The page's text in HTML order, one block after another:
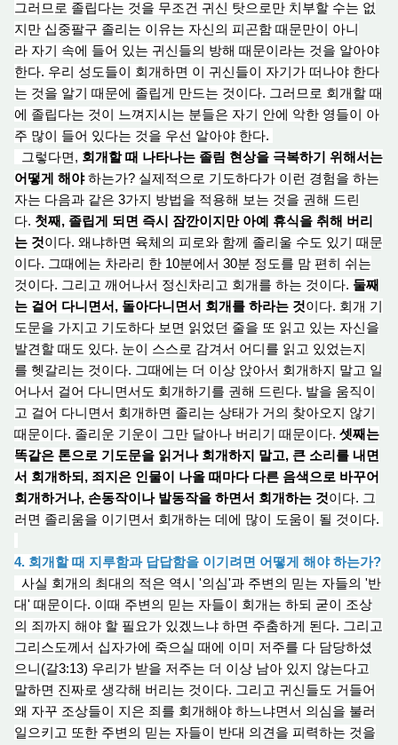
그러므로 졸립다는 것을 무조건 귀신 탓으로만 치부할 수는 없
지만 십중팔구 졸리는 이유는 자신의 피곤함 때문만이 아니
라 자기 속에 들어 있는 귀신들의 방해 때문이라는 것을 알아야
한다. 우리 성도들이 회개하면 이 귀신들이 자기가 떠나야 한다
는 것을 알기 때문에 졸립게 만드는 것이다. 그러므로 회개할 때
에 졸립다는 것이 느껴지시는 분들은 자기 안에 악한 영들이 아
주 많이 들어 있다는 것을 우선 알아야 한다.
그렇다면, 회개할 때 나타나는 졸림 현상을 극복하기 위해서는
어떻게 해야하는가? 실제적으로 기도하다가 이런 경험을 하는
자는 다음과 같은 3가지 방법을 적용해 보는 것을 권해 드린
다. 첫째, 졸립게 되면 즉시 잠깐이지만 아예 휴식을 취해 버리
는 것이다. 왜냐하면 육체의 피로와 함께 졸리울 수도 있기 때문
이다. 그때에는 차라리 한 10분에서 30분 정도를 맘 편히 쉬는
것이다. 그리고 깨어나서 정신차리고 회개를 하는 것이다. 둘째
는 걸어 다니면서, 돌아다니면서 회개를 하라는 것이다. 회개 기
도문을 가지고 기도하다 보면 읽었던 줄을 또 읽고 있는 자신을
발견할 때도 있다. 눈이 스스로 감겨서 어디를 읽고 있었는지
를 헷갈리는 것이다. 그때에는 더 이상 앉아서 회개하지 말고 일
어나서 걸어 다니면서도 회개하기를 권해 드린다. 발을 움직이
고 걸어 다니면서 회개하면 졸리는 상태가 거의 찾아오지 않기
때문이다. 졸리운 기운이 그만 달아나 버리기 때문이다. 셋째는
똑같은 톤으로 기도문을 읽거나 회개하지 말고, 큰 소리를 내면
서 회개하되, 죄지은 인물이 나올 때마다 다른 음색으로 바꾸어
회개하거나, 손동작이나 발동작을 하면서 회개하는 것이다. 그
러면 졸리움을 이기면서 회개하는 데에 많이 도움이 될 것이다.
4. 회개할 때 지루함과 답답함을 이기려면 어떻게 해야 하는가?
사실 회개의 최대의 적은 역시 '의심'과 주변의 믿는 자들의 '반
대' 때문이다. 이때 주변의 믿는 자들이 회개는 하되 굳이 조상
의 죄까지 해야 할 필요가 있겠느냐 하면 주춤하게 된다. 그리고
그리스도께서 십자가에 죽으실 때에 이미 저주를 다 담당하셨
으니(갈3:13) 우리가 받을 저주는 더 이상 남아 있지 않는다고
말하면 진짜로 생각해 버리는 것이다. 그리고 귀신들도 거들어
왜 자꾸 조상들이 지은 죄를 회개해야 하느냐면서 의심을 불러
일으키고 또한 주변의 믿는 자들이 반대 의견을 피력하는 것을